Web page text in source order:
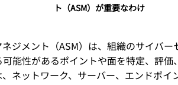
ト（ASM）が重要なわけ
ジメント（ASM）は、組織のサイバ
能性があるポイントや面を特定、評価
ネットワーク、サーバー、エンドポイ